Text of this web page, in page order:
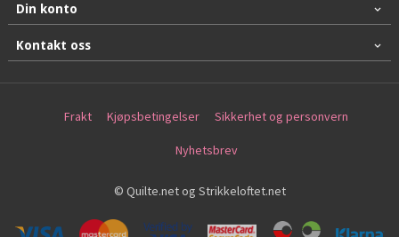
Din konto
Kontakt oss
Frakt Kjøpsbetingelser Sikkerhet og personvern
Nyhetsbrev
© Quilte.net og Strikkeloftet.net